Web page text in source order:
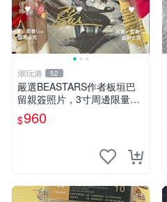
潮玩港 52
嚴選BEASTARS作者板垣巴
留親簽照片，3寸周邊限量收
藏 BEASTARS 作者 經典 細
節收藏
$960